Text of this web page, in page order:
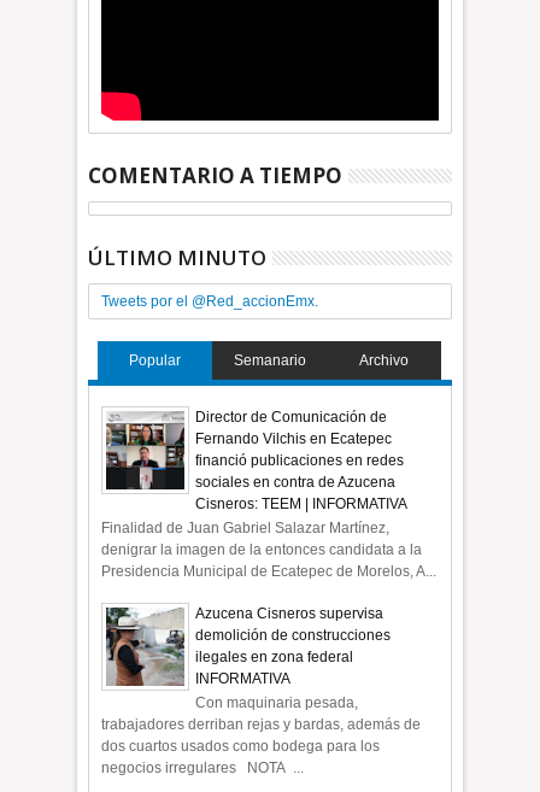
COMENTARIO A TIEMPO
ÚLTIMO MINUTO
Tweets por el @Red_accionEmx.
Popular Semanario Archivo
Director de Comunicación de
Fernando Vilchis en Ecatepec
financió publicaciones en redes
sociales en contra de Azucena
Cisneros: TEEM | INFORMATIVA
Finalidad de Juan Gabriel Salazar Martínez,
denigrar la imagen de la entonces candidata a la
Presidencia Municipal de Ecatepec de Morelos, A...
Azucena Cisneros supervisa
demolición de construcciones
ilegales en zona federal
INFORMATIVA
Con maquinaria pesada,
trabajadores derriban rejas y bardas, además de
dos cuartos usados como bodega para los
negocios irregulares NOTA ...